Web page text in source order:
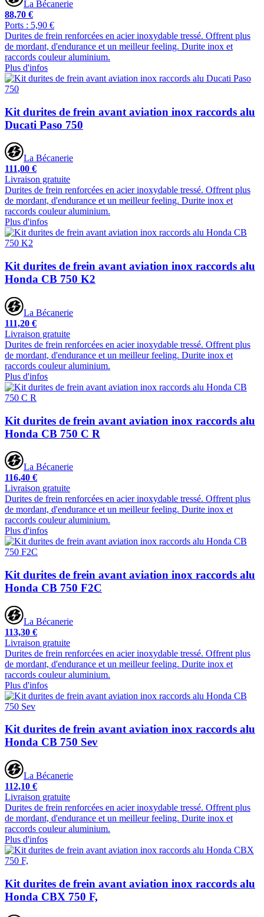
La Bécanerie
88,70 €
Ports : 5,90 €
Durites de frein renforcées en acier inoxydable tressé. Offrent plus
de mordant, d'endurance et un meilleur feeling. Durite inox et
raccords couleur aluminium.
Plus d'infos
Kit durites de frein avant aviation inox raccords alu
Ducati Paso 750
La Bécanerie
111,00 €
Livraison gratuite
Durites de frein renforcées en acier inoxydable tressé. Offrent plus
de mordant, d'endurance et un meilleur feeling. Durite inox et
raccords couleur aluminium.
Plus d'infos
Kit durites de frein avant aviation inox raccords alu
Honda CB 750 K2
La Bécanerie
111,20 €
Livraison gratuite
Durites de frein renforcées en acier inoxydable tressé. Offrent plus
de mordant, d'endurance et un meilleur feeling. Durite inox et
raccords couleur aluminium.
Plus d'infos
Kit durites de frein avant aviation inox raccords alu
Honda CB 750 C R
La Bécanerie
116,40 €
Livraison gratuite
Durites de frein renforcées en acier inoxydable tressé. Offrent plus
de mordant, d'endurance et un meilleur feeling. Durite inox et
raccords couleur aluminium.
Plus d'infos
Kit durites de frein avant aviation inox raccords alu
Honda CB 750 F2C
La Bécanerie
113,30 €
Livraison gratuite
Durites de frein renforcées en acier inoxydable tressé. Offrent plus
de mordant, d'endurance et un meilleur feeling. Durite inox et
raccords couleur aluminium.
Plus d'infos
Kit durites de frein avant aviation inox raccords alu
Honda CB 750 Sev
La Bécanerie
112,10 €
Livraison gratuite
Durites de frein renforcées en acier inoxydable tressé. Offrent plus
de mordant, d'endurance et un meilleur feeling. Durite inox et
raccords couleur aluminium.
Plus d'infos
Kit durites de frein avant aviation inox raccords alu
Honda CBX 750 F,